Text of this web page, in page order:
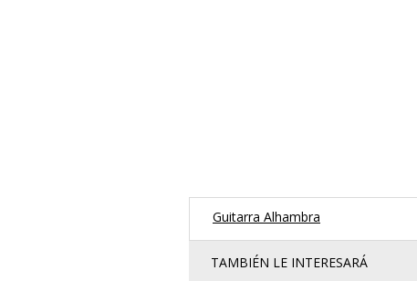
Guitarra Alhambra
TAMBIÉN LE INTERESARÁ